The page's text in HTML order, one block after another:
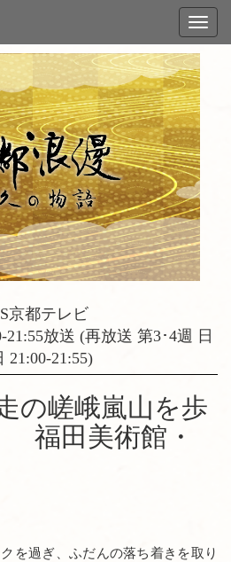
京都テレビ
放送 (再放送 第3･4週 日
21:00-21:55)
の嵯峨嵐山を歩
福田美術館・
を過ぎ、ふだんの落ち着きを取り